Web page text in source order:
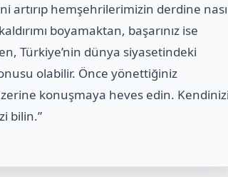
artırıp hemşehrilerimizin derdine
boyamaktan, başarınız ise
Türkiye’nin dünya siyasetindeki
olabilir. Önce yönettiğiniz
konuşmaya heves edin. Kendinizi
bilin.”